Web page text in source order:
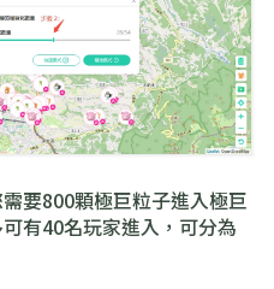
需要800顆極巨粒子進入極巨
有40名玩家進入，可分為